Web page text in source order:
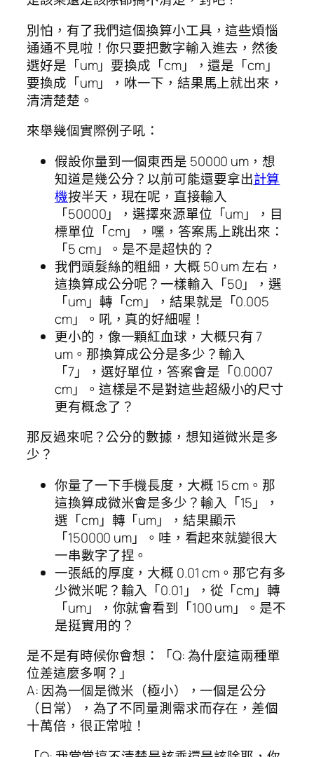
別怕，有了我們這個換算小工具，這些煩惱
通通不見啦！你只要把數字輸入進去，然後
選好是「um」要換成「cm」，還是「cm」
要換成「um」，咻一下，結果馬上就出來，
清清楚楚。
來舉幾個實際例子吼：
假設你量到一個東西是 50000 um，想
知道是幾公分？以前可能還要拿出計算
機按半天，現在呢，直接輸入
「50000」，選擇來源單位「um」，目
標單位「cm」，嘿，答案馬上跳出來：
「5 cm」。是不是超快的？
我們頭髮絲的粗細，大概 50 um 左右，
這換算成公分呢？一樣輸入「50」，選
「um」轉「cm」，結果就是「0.005
cm」。吼，真的好細喔！
更小的，像一顆紅血球，大概只有 7
um。那換算成公分是多少？輸入
「7」，選好單位，答案會是「0.0007
cm」。這樣是不是對這些超級小的尺寸
更有概念了？
那反過來呢？公分的數據，想知道微米是多
少？
你量了一下手機長度，大概 15 cm。那
這換算成微米會是多少？輸入「15」，
選「cm」轉「um」，結果顯示
「150000 um」。哇，看起來就變很大
一串數字了捏。
一張紙的厚度，大概 0.01 cm。那它有多
少微米呢？輸入「0.01」，從「cm」轉
「um」，你就會看到「100 um」。是不
是挺實用的？
是不是有時候你會想：「Q: 為什麼這兩種單
位差這麼多啊？」
A: 因為一個是微米（極小），一個是公分
（日常），為了不同量測需求而存在，差個
十萬倍，很正常啦！